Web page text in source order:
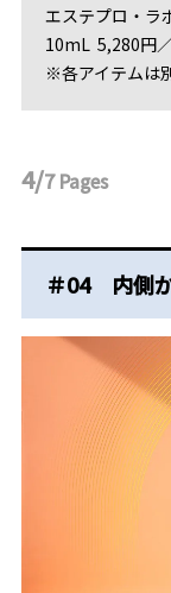
エステプロ・ラ
10mL 5,280円
※各アイテムは
4/7Pages
＃04 内側